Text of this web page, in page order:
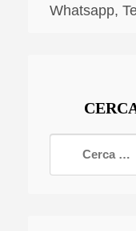
Whatsapp,